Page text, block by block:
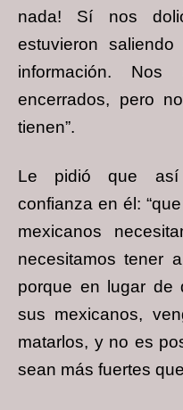
nada! Sí nos
estuvieron
información.
encerrados, pero
tienen”.
Le pidió que así
confianza en él:
mexicanos
necesitamos tener
porque en lugar de
sus mexicanos,
matarlos, y no es
sean más fuertes